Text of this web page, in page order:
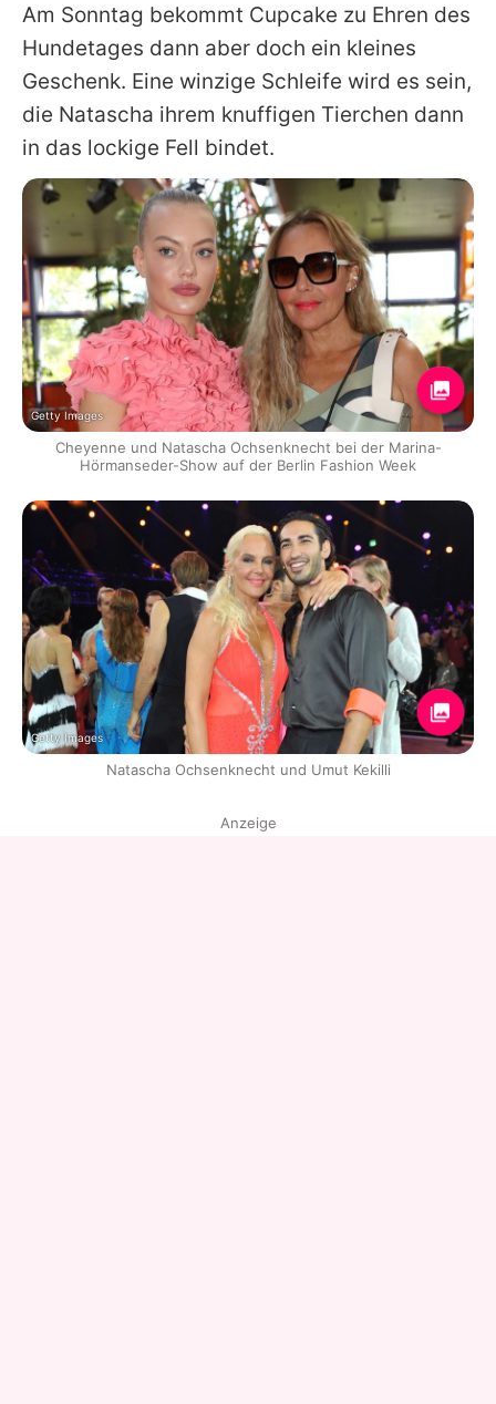
Am Sonntag bekommt Cupcake zu Ehren des
Hundetages dann aber doch ein kleines
Geschenk. Eine winzige Schleife wird es sein,
die Natascha ihrem knuffigen Tierchen dann
in das lockige Fell bindet.
Getty Images
Cheyenne und Natascha Ochsenknecht bei der Marina-
Hörmanseder-Show auf der Berlin Fashion Week
Getty Images
Natascha Ochsenknecht und Umut Kekilli
Anzeige